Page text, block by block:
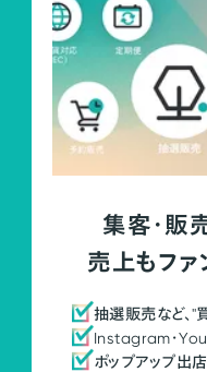
集客・販
売上もファ
抽選販売など、"
Instagram・
ポップアップ出店